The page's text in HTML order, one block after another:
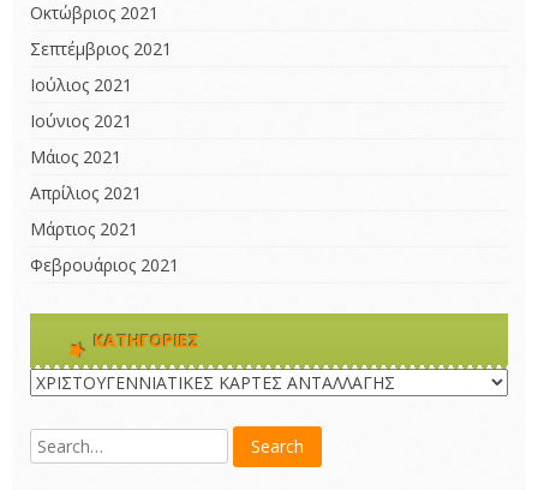
Οκτώβριος 2021
Σεπτέμβριος 2021
Ιούλιος 2021
Ιούνιος 2021
Μάιος 2021
Απρίλιος 2021
Μάρτιος 2021
Φεβρουάριος 2021
KΑΤΗΓΟΡΊΕΣ
Kατηγορίες